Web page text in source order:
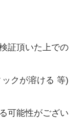
証頂いた上での
クが溶ける 等)
可能性がござい